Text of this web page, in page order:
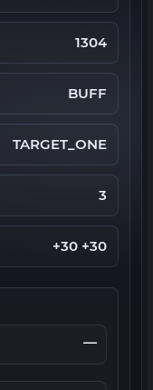
1304
BUFF
TARGET_ONE
3
+30 +30
—